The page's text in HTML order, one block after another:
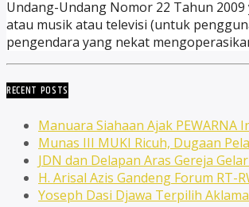
Undang-Undang Nomor 22 Tahun
atau musik atau televisi (untuk
pengendara yang nekat
RECENT POSTS
Manuara Siahaan Ajak PEWARNA
Munas III MUKI Ricuh, Dugaan
JDN dan Delapan Aras Gereja
H. Arisal Azis Gandeng Forum
Yoseph Dasi Djawa Terpilih